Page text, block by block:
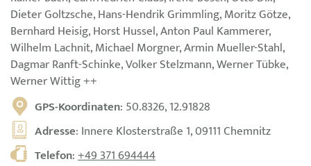
Dieter Goltzsche, Hans-Hendrik Grimmling, Moritz Götze,
Bernhard Heisig, Horst Hussel, Anton Paul Kammerer,
Wilhelm Lachnit, Michael Morgner, Armin Mueller-Stahl,
Dagmar Ranft-Schinke, Volker Stelzmann, Werner Tübke,
Werner Wittig ++
GPS-Koordinaten: 50.8326, 12.91828
Adresse: Innere Klosterstraße 1, 09111 Chemnitz
Telefon:+49 371 694444